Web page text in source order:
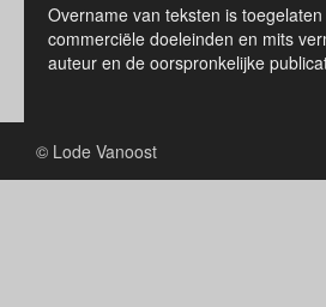
Overname van teksten is
commerciële doeleinden en mits
auteur en de oorspronkelijke
© Lode Vanoost